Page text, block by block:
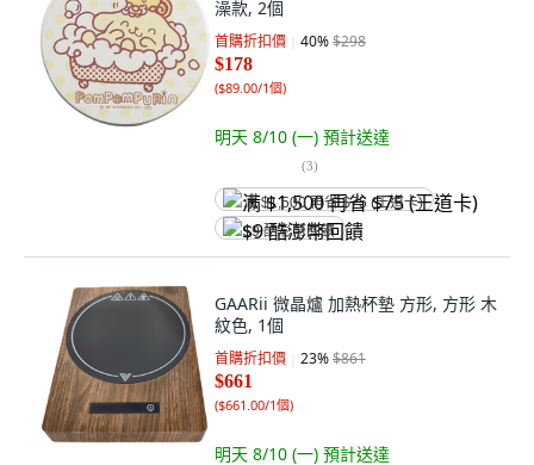
澡款, 2個
首購折扣價 40%$298
$178
($89.00/1個)
明天 8/10 (一) 預計送達
(3)
满 $1,500 再省 $75 (王道卡)
$9 酷澎幣回饋
GAARii 微晶爐 加熱杯墊 方形, 方形 木
紋色, 1個
首購折扣價 23%$861
$661
($661.00/1個)
明天 8/10 (一) 預計送達